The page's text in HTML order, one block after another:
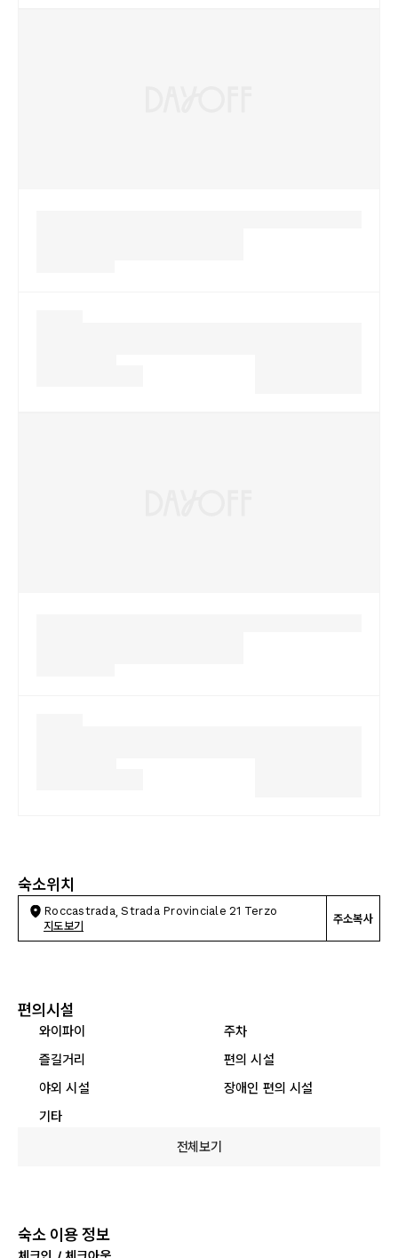
숙소위치
Roccastrada, Strada Provinciale 21 Terzo
지도보기
주소복사
편의시설
와이파이
주차
즐길거리
편의 시설
야외 시설
장애인 편의 시설
기타
전체보기
숙소 이용 정보